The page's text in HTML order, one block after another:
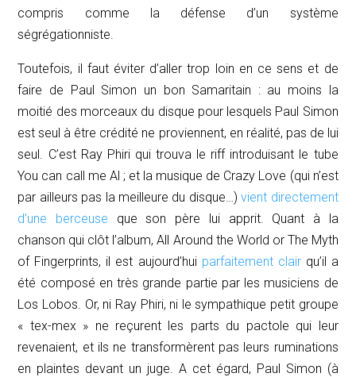
compris comme la défense d’un système
ségrégationniste.
Toutefois, il faut éviter d’aller trop loin en ce sens et de
faire de Paul Simon un bon Samaritain : au moins la
moitié des morceaux du disque pour lesquels Paul Simon
est seul à être crédité ne proviennent, en réalité, pas de lui
seul. C’est Ray Phiri qui trouva le riff introduisant le tube
You can call me Al ; et la musique de Crazy Love (qui n’est
par ailleurs pas la meilleure du disque…)vient directement
d’une berceuse que son père lui apprit. Quant à la
chanson qui clôt l’album,All Around the World or The Myth
of Fingerprints, il est aujourd’hui parfaitement clairqu’il a
été composé en très grande partie par les musiciens de
Los Lobos. Or, ni Ray Phiri, ni le sympathique petit groupe
« tex-mex » ne reçurent les parts du pactole qui leur
revenaient, et ils ne transformèrent pas leurs ruminations
en plaintes devant un juge. A cet égard, Paul Simon (à